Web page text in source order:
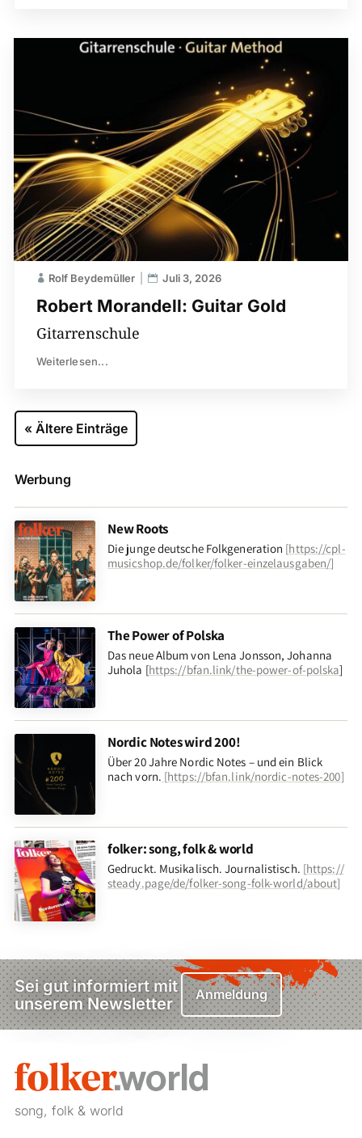
Robert Morandell: Guitar Gold
Rolf Beydemüller Juli 3, 2026
Gitarrenschule
Weiterlesen...
« Ältere Einträge
Werbung
New Roots
Die junge deutsche Folkgeneration [https://cpl-
musicshop.de/folker/folker-einzelausgaben/]
The Power of Polska
Das neue Album von Lena Jonsson, Johanna
Juhola [https://bfan.link/the-power-of-polska]
Nordic Notes wird 200!
Über 20 Jahre Nordic Notes – und ein Blick
nach vorn. [https://bfan.link/nordic-notes-200]
folker: song, folk & world
Gedruckt. Musikalisch. Journalistisch. [https://
steady.page/de/folker-song-folk-world/about]
Sei gut informiert mit
unserem Newsletter
Anmeldung
song, folk & world